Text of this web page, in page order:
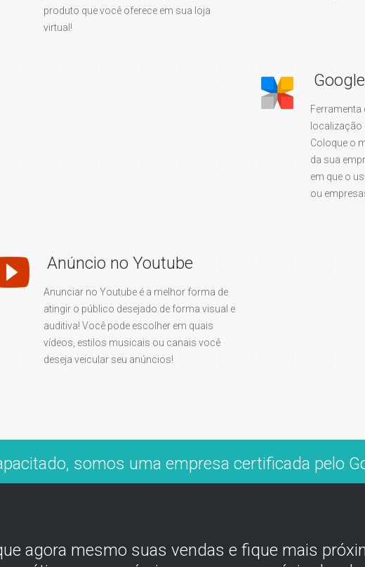
produto que você oferece em sua loja
virtual!
Ferramenta
Coloque o
da sua
em que o
ou
Anúncio no Youtube
Anunciar no Youtube é a melhor forma de
atingir o público desejado de forma visual e
auditiva! Você pode escolher em quais
vídeos, estilos musicais ou canais você
deseja veicular seu anúncios!
somos uma empresa certificada pelo
agora mesmo suas vendas e fique mais